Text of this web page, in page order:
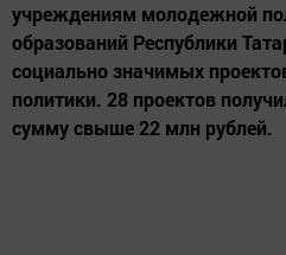
учреждениям молодежной
образований Республики
социально значимых
политики. 28 проектов
сумму свыше 22 млн рублей.